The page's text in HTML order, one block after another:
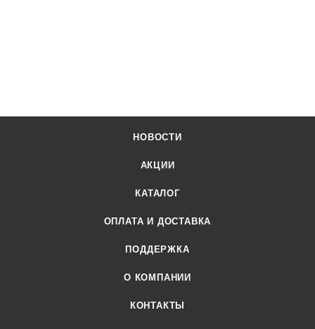
НОВОСТИ
АКЦИИ
КАТАЛОГ
ОПЛАТА И ДОСТАВКА
ПОДДЕРЖКА
О КОМПАНИИ
КОНТАКТЫ